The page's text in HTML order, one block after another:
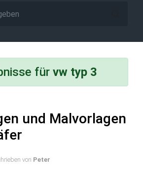
für vw typ 3
und Malvorlagen
von Peter